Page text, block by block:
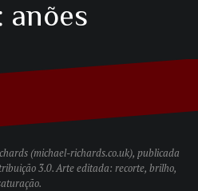
anões
(michael-richards.co.uk), publicada
3.0. Arte editada: recorte, brilho,